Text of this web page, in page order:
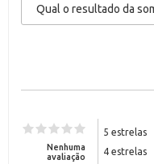
Nenhuma
avaliação
5 estrelas
4 estrelas